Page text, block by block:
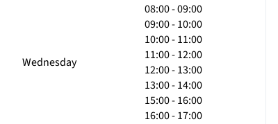
Wednesday
08:00 - 09:00
09:00 - 10:00
10:00 - 11:00
11:00 - 12:00
12:00 - 13:00
13:00 - 14:00
15:00 - 16:00
16:00 - 17:00